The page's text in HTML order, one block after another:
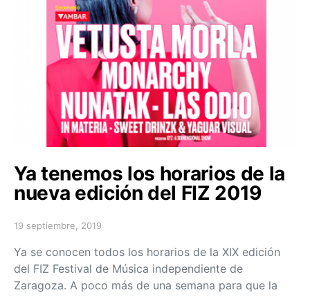
Ya tenemos los horarios de la
nueva edición del FIZ 2019
Posted on
19 septiembre, 2019
Ya se conocen todos los horarios de la XIX edición
del FIZ Festival de Música independiente de
Zaragoza. A poco más de una semana para que la